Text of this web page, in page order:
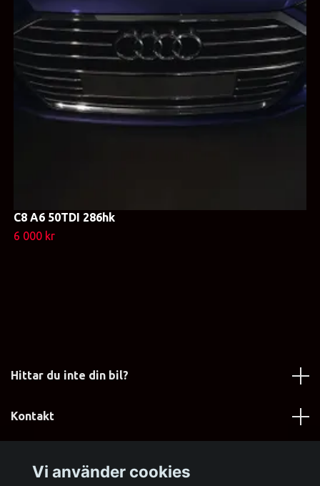
C8 A6 50TDI 286hk
6 000 kr
Hittar du inte din bil?
Kontakt
Vi använder cookies